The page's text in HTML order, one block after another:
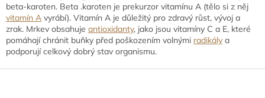
beta-karoten. Beta .karoten je prekurzor vitamínu A (tělo si z něj
vitamín A vyrábí). Vitamín A je důležitý pro zdravý růst, vývoj a
zrak. Mrkev obsahuje antioxidanty, jako jsou vitamíny C a E, které
pomáhají chránit buňky před poškozením volnými radikály a
podporují celkový dobrý stav organismu.
Z